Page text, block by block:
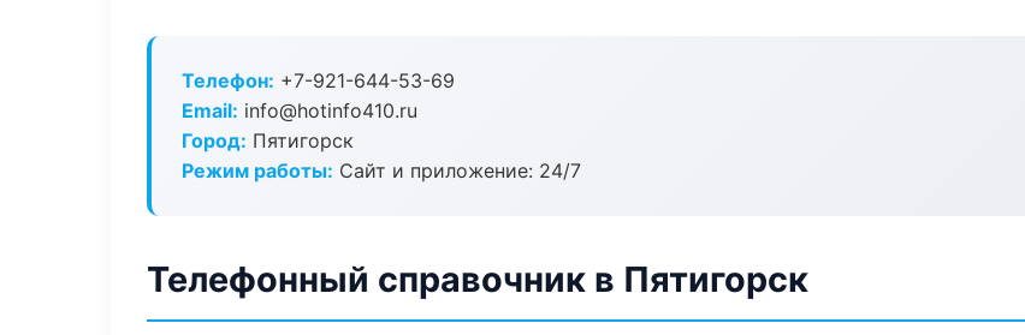
Телефон: +7-921-644-53-69
Email: info@hotinfo410.ru
Город: Пятигорск
Режим работы: Сайт и приложение: 24/7
Телефонный справочник в Пятигорск